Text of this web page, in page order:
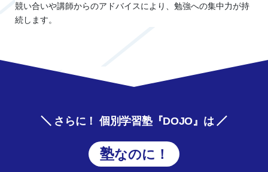
競い合いや講師からのアドバイスにより、勉強への集中力が持
続します。
さらに！ 個別学習塾『DOJO』は
塾なのに！